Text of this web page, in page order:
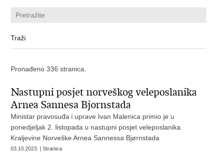
Pronađeno 336 stranica.
Nastupni posjet norveškog veleposlanika
Arnea Sannesa Bjornstada
Ministar pravosuđa i uprave Ivan Malenica primio je u
ponedjeljak 2. listopada u nastupni posjet veleposlanika
Kraljevine Norveške Arnea Sannessa Bjørnstada
03.10.2023. | Stranica